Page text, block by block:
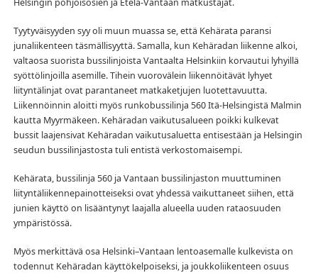
Tyytyväisyyden syy oli muun muassa se, että Kehärata paransi
junaliikenteen täsmällisyyttä. Samalla, kun Kehäradan liikenne alkoi,
valtaosa suorista bussilinjoista Vantaalta Helsinkiin korvautui lyhyillä
syöttölinjoilla asemille. Tihein vuorovälein liikennöitävät lyhyet
liityntälinjat ovat parantaneet matkaketjujen luotettavuutta.
Liikennöinnin aloitti myös runkobussilinja 560 Itä-Helsingistä Malmin
kautta Myyrmäkeen. Kehäradan vaikutusalueen poikki kulkevat
bussit laajensivat Kehäradan vaikutusaluetta entisestään ja Helsingin
seudun bussilinjastosta tuli entistä verkostomaisempi.
Kehärata, bussilinja 560 ja Vantaan bussilinjaston muuttuminen
liityntäliikennepainotteiseksi ovat yhdessä vaikuttaneet siihen, että
junien käyttö on lisääntynyt laajalla alueella uuden rataosuuden
ympäristössä.
Myös merkittävä osa Helsinki–Vantaan lentoasemalle kulkevista on
todennut Kehäradan käyttökelpoiseksi, ja joukkoliikenteen osuus